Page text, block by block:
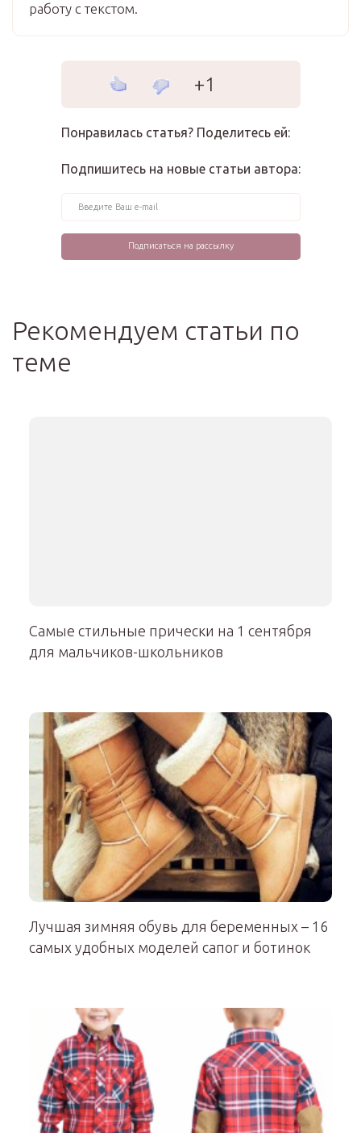
работу с текстом.
+1
Понравилась статья? Поделитесь ей:
Подпишитесь на новые статьи автора:
Рекомендуем статьи по
теме
Самые стильные прически на 1 сентября
для мальчиков-школьников
Лучшая зимняя обувь для беременных – 16
самых удобных моделей сапог и ботинок